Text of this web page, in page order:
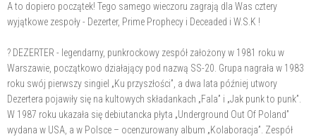
A to dopiero początek! Tego samego wieczoru zagrają dla Was cztery
wyjątkowe zespoły - Dezerter, Prime Prophecy i Deceaded i W.S.K !
? DEZERTER - legendarny, punkrockowy zespół założony w 1981 roku w
Warszawie, początkowo działający pod nazwą SS-20. Grupa nagrała w 1983
roku swój pierwszy singiel „Ku przyszłości”, a dwa lata później utwory
Dezertera pojawiły się na kultowych składankach „Fala” i „Jak punk to punk”.
W 1987 roku ukazała się debiutancka płyta „Underground Out Of Poland”
wydana w USA, a w Polsce – ocenzurowany album „Kolaboracja”. Zespół